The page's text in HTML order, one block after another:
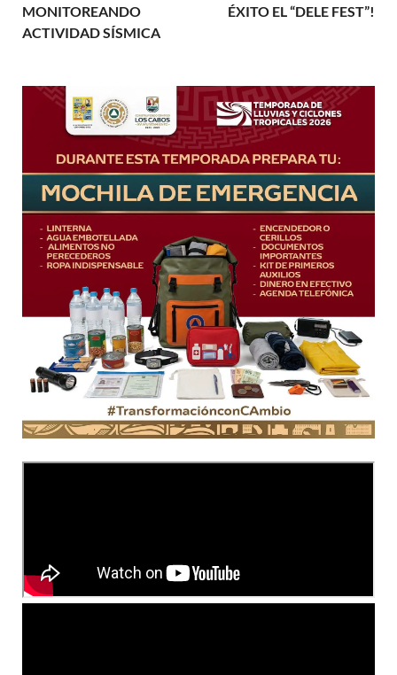
MONITOREANDO
ACTIVIDAD SÍSMICA
ÉXITO EL “DELE FEST”!